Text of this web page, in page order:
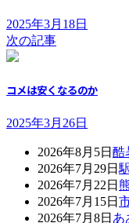
2025年3月18日
次の記事
コメは安くなるのか
2025年3月26日
2026年8月5日 酷
2026年7月29日
2026年7月22日
2026年7月15日
2026年7月8日 あ